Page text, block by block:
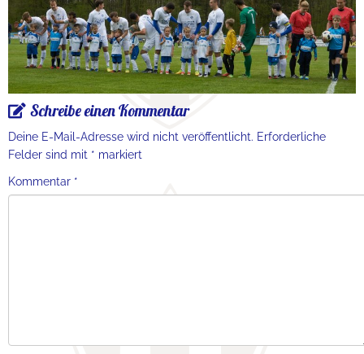
Schreibe einen Kommentar
Deine E-Mail-Adresse wird nicht veröffentlicht. Erforderliche
Felder sind mit * markiert
Kommentar *